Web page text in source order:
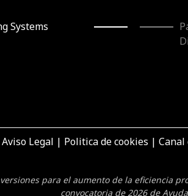
Systems
Aviso Legal | Politica de cookies | Canal
para el aumento de la eficiencia
convocatoria de 2026 de